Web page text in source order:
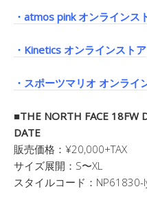
・atmos pink オンラインス
・Kinetics オンラインストア
・スポーツマリオ オンライ
■THE NORTH FACE 18FW
DATE
販売価格：¥20,000+TAX
サイズ展開：S〜XL
スタイルコード：NP61830-